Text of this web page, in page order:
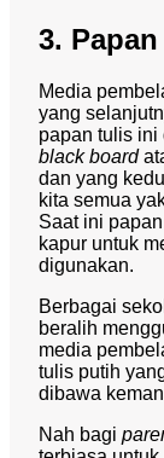
3.
Media
yang
papan tulis ini
black board
dan yang
kita semua
Saat ini
kapur untuk
digunakan.
Berbagai
beralih
media
tulis putih
dibawa
Nah bagi